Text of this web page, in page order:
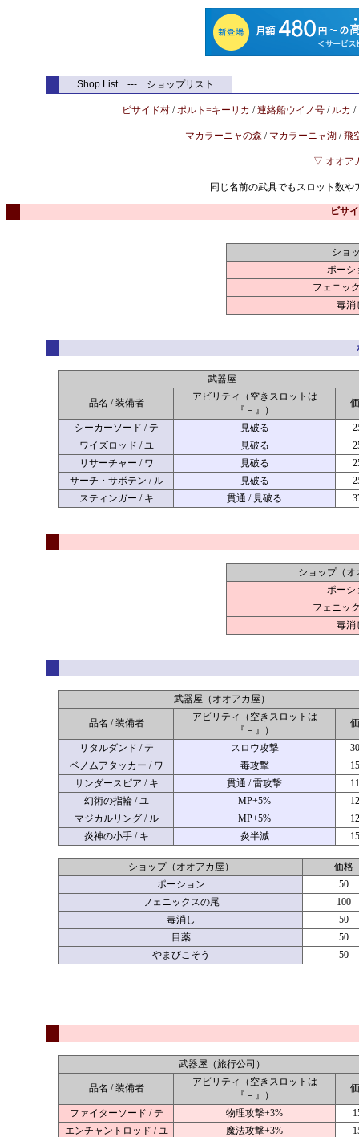
Shop List --- ショップリスト
ビサイド村 / ポルト=キーリカ /連絡船ウイノ号 / ルカ /
マカラーニャの森 / マカラーニャ湖 /飛
▽ オオア
同じ名前の武具でもスロット数
ビサ
ショ
ポーシ
フェニッ
毒消
武器屋
品名 / 装備者
アビリティ（空きスロットは
『－』）
シーカーソード / テ 見破る
ワイズロッド / ユ
見破る
リサーチャー / ワ
見破る
サーチ・サボテン / ル
見破る
スティンガー / キ
貫通 / 見破る
ショップ（オ
ポーシ
フェニッ
毒消
武器屋（オオアカ屋）
品名 / 装備者
アビリティ（空きスロットは
『－』）
リタルダンド / テ スロウ攻撃
ベノムアタッカー / ワ
毒攻撃
サンダースピア / キ
貫通 / 雷攻撃
幻術の指輪 / ユ
MP+5%
マジカルリング / ル
MP+5%
炎神の小手 / キ
炎半減
ショップ（オオアカ屋）
価格
ポーション
50
フェニックスの尾
100
毒消し
50
目薬
50
やまびこそう
50
武器屋（旅行公司）
品名 / 装備者
アビリティ（空きスロットは
『－』）
ファイターソード / テ 物理攻撃+3%
エンチャントロッド / ユ
魔法攻撃+3%